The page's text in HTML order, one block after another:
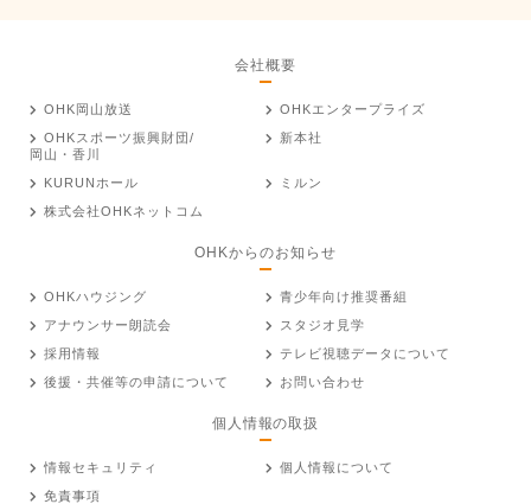
会社概要
OHK岡山放送
OHKエンタープライズ
OHKスポーツ振興財団/
岡山・香川
新本社
KURUNホール
ミルン
株式会社OHKネットコム
OHKからのお知らせ
OHKハウジング
青少年向け推奨番組
アナウンサー朗読会
スタジオ見学
採用情報
テレビ視聴データについて
後援・共催等の申請について
お問い合わせ
個人情報の取扱
情報セキュリティ
個人情報について
免責事項